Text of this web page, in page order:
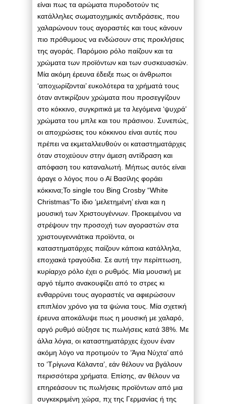
είναι πως τα αρώματα πυροδοτούν τις
κατάλληλες σωματοχημικές αντιδράσεις, που
χαλαρώνουν τους αγοραστές και τους κάνουν
πιο πρόθυμους να ενδώσουν στις προκλήσεις
της αγοράς. Παρόμοιο ρόλο παίζουν και τα
χρώματα των προϊόντων και των συσκευασιών.
Μία ακόμη έρευνα έδειξε πως οι άνθρωποι
‘αποχωρίζονται’ ευκολότερα τα χρήματά τους
όταν αντικρίζουν χρώματα που προσεγγίζουν
στο κόκκινο, συγκριτικά με τα λεγόμενα ‘ψυχρά’
χρώματα του μπλε και του πράσινου. Συνεπώς,
οι αποχρώσεις του κόκκινου είναι αυτές που
πρέπει να εκμεταλλευθούν οι καταστηματάρχες
όταν στοχεύουν στην άμεση αντίδραση και
απόφαση του καταναλωτή. Μήπως αυτός είναι
άραγε ο λόγος που ο Αϊ Βασίλης φοράει
κόκκινα;Το single του Bing Crosby “White
Christmas”Το ίδιο ‘μελετημένη’ είναι και η
μουσική των Χριστουγέννων. Προκειμένου να
στρέψουν την προσοχή των αγοραστών στα
χριστουγεννιάτικα προϊόντα, οι
καταστηματάρχες παίζουν κάποια κατάλληλα,
εποχιακά τραγούδια. Σε αυτή την περίπτωση,
κυρίαρχο ρόλο έχει ο ρυθμός. Μία μουσική με
αργό τέμπο ανακουφίζει από το στρες κι
ενθαρρύνει τους αγοραστές να αφιερώσουν
επιπλέον χρόνο για τα ψώνια τους. Μία σχετική
έρευνα αποκάλυψε πως η μουσική με χαλαρό,
αργό ρυθμό αύξησε τις πωλήσεις κατά 38%. Με
άλλα λόγια, οι καταστηματάρχες έχουν έναν
ακόμη λόγο να προτιμούν το ‘Άγια Νύχτα’ από
το ‘Τρίγωνα Κάλαντα’, εάν θέλουν να βγάλουν
περισσότερα χρήματα. Επίσης, αν θέλουν να
επηρεάσουν τις πωλήσεις προϊόντων από μια
συγκεκριμένη χώρα, πχ της Γερμανίας ή της